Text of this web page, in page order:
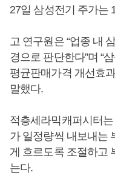
27일 삼성전기 주가는
고 연구원은 “업종 내
경으로 판단한다”며 “
평균판매가격 개선효
말했다.
적층세라믹캐퍼시터
가 일정량씩 내보내는
게 흐르도록 조절하고
는다.